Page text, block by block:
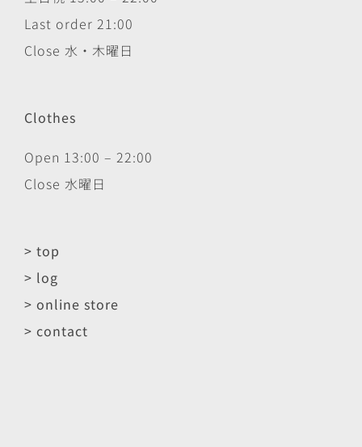
Last order 21:00
Close 水・木曜日
Clothes
Open 13:00 – 22:00
Close 水曜日
> top
> log
> online store
> contact